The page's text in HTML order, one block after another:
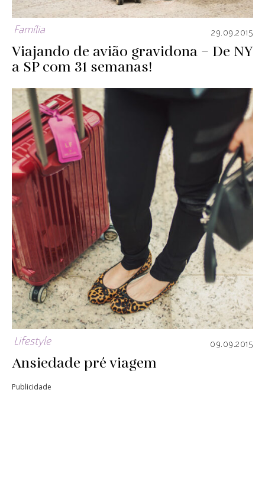
Família 29.09.2015
Viajando de avião gravidona – De NY
a SP com 31 semanas!
Lifestyle 09.09.2015
Ansiedade pré viagem
Publicidade